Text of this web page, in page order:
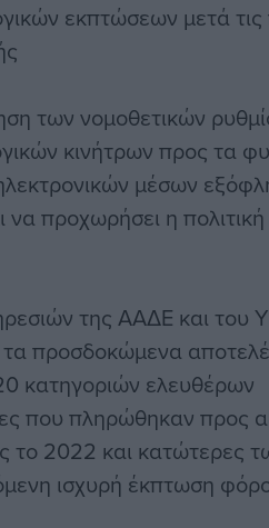
εκπτώσεων μετά τις
των νομοθετικών
κινήτρων προς τα
μέσων
προχωρήσει η
της ΑΑΔΕ και του
προσδοκώμενα
κατηγοριών ελευθέρων
που πληρώθηκαν προς
το 2022 και κατώτερες
ισχυρή έκπτωση